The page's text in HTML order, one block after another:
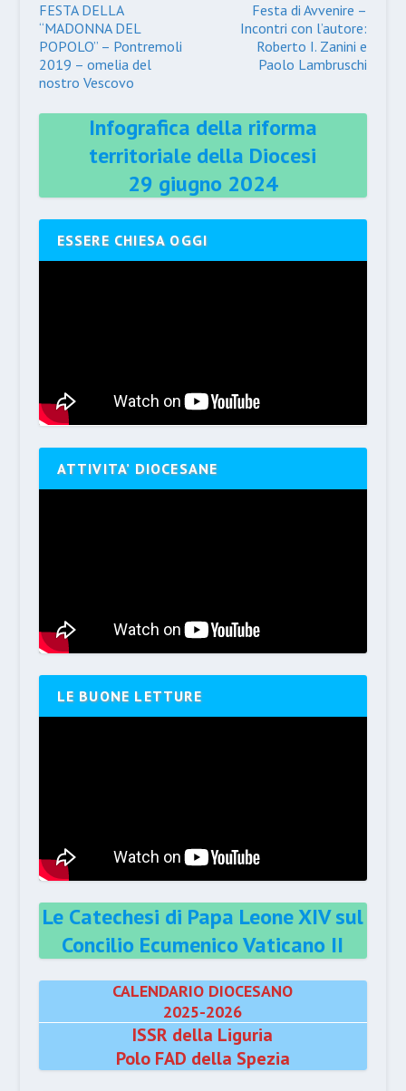
FESTA DELLA
“MADONNA DEL
POPOLO” – Pontremoli
2019 – omelia del
nostro Vescovo
Festa di Avvenire –
Incontri con l’autore:
Roberto I. Zanini e
Paolo Lambruschi
Infografica della riforma
territoriale della Diocesi
29 giugno 2024
ESSERE CHIESA OGGI
ATTIVITA’ DIOCESANE
LE BUONE LETTURE
Le Catechesi di Papa Leone XIV sul
Concilio Ecumenico Vaticano II
CALENDARIO DIOCESANO
2025-2026
ISSR della Liguria
Polo FAD della Spezia